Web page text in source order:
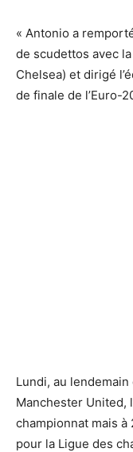
« Antonio a
de scudettos avec
Chelsea) et dirigé
de finale de l’Euro-
Lundi, au
Manchester United,
championnat mais
pour la Ligue des